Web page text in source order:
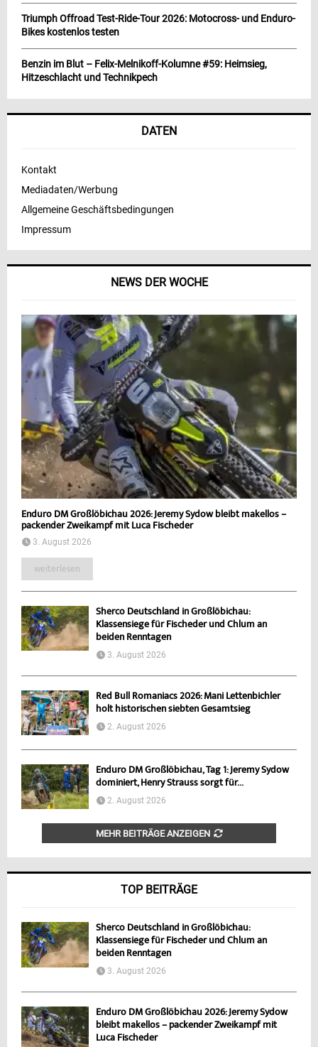
NEWS DER WOCHE
Enduro DM Großlöbichau 2026: Jeremy Sydow bleibt makellos –
packender Zweikampf mit Luca Fischeder
3. August 2026
weiterlesen
Sherco Deutschland in Großlöbichau:
Klassensiege für Fischeder und Chlum an
beiden Renntagen
3. August 2026
Red Bull Romaniacs 2026: Mani Lettenbichler
holt historischen siebten Gesamtsieg
2. August 2026
Enduro DM Großlöbichau, Tag 1: Jeremy Sydow
dominiert, Henry Strauss sorgt für...
2. August 2026
MEHR BEITRÄGE ANZEIGEN
TOP BEITRÄGE
Sherco Deutschland in Großlöbichau:
Klassensiege für Fischeder und Chlum an
beiden Renntagen
3. August 2026
Enduro DM Großlöbichau 2026: Jeremy Sydow
bleibt makellos – packender Zweikampf mit
Luca Fischeder
Triumph Offroad Test-Ride-Tour 2026: Motocross- und Enduro-
Bikes kostenlos testen
Benzin im Blut – Felix-Melnikoff-Kolumne #59: Heimsieg,
Hitzeschlacht und Technikpech
DATEN
Kontakt
Mediadaten/Werbung
Allgemeine Geschäftsbedingungen
Impressum